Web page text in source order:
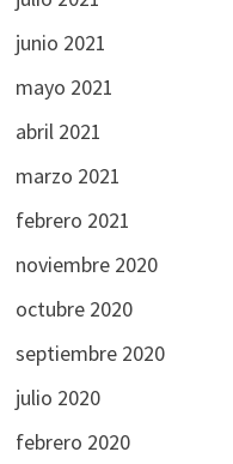
junio 2021
mayo 2021
abril 2021
marzo 2021
febrero 2021
noviembre 2020
octubre 2020
septiembre 2020
julio 2020
febrero 2020